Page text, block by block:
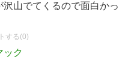
山でてくるので面白かっ
する(0)
ック